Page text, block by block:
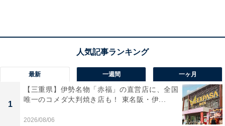
ロースカツと豚スタミナ焼肉丼
・ロースカツと豚スタミナ焼肉定食 869円（税込）
最新 一週間 一ヶ月
1
【三重県】伊勢名物「赤福」の直営店に、全国
唯一のコメダ大判焼き店も！ 東名阪・伊...
2026/08/06